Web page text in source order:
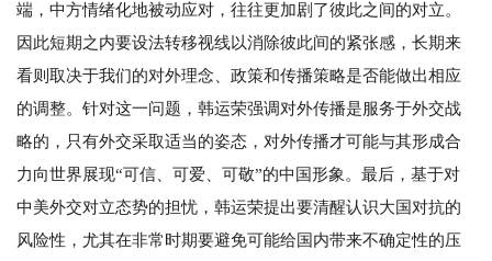
端，中方情绪化地被动应对，往往更加剧了彼此之间的对立。
因此短期之内要设法转移视线以消除彼此间的紧张感，长期来
看则取决于我们的对外理念、政策和传播策略是否能做出相应
的调整。针对这一问题，韩运荣强调对外传播是服务于外交战
略的，只有外交采取适当的姿态，对外传播才可能与其形成合
力向世界展现“可信、可爱、可敬”的中国形象。最后，基于对
中美外交对立态势的担忧，韩运荣提出要清醒认识大国对抗的
风险性，尤其在非常时期要避免可能给国内带来不确定性的压